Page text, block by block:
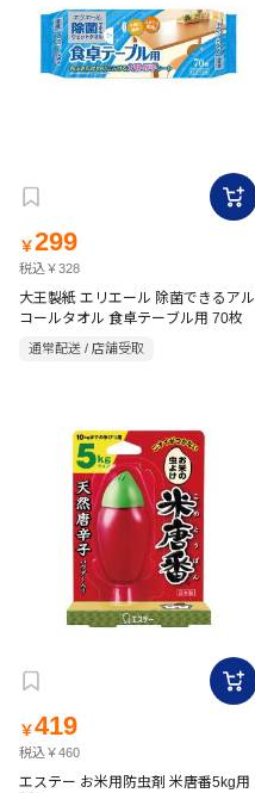
￥299
税込￥328
大王製紙 エリエール 除菌できるアル
コールタオル 食卓テーブル用 70枚
通常配送 / 店舗受取
￥419
税込￥460
エステー お米用防虫剤 米唐番5kg用